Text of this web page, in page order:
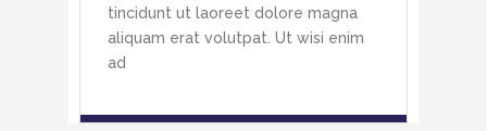
tincidunt ut laoreet dolore magna
aliquam erat volutpat. Ut wisi enim
ad